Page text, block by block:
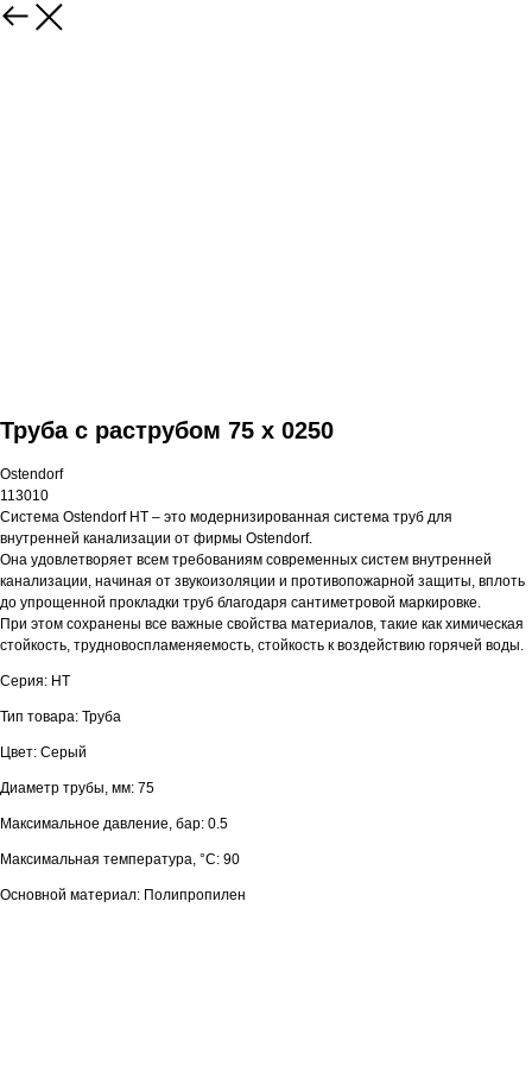
Труба с раструбом 75 x 0250
Ostendorf
113010
Система Ostendorf HT – это модернизированная система труб для
внутренней канализации от фирмы Ostendorf.
Она удовлетворяет всем требованиям современных систем внутренней
канализации, начиная от звукоизоляции и противопожарной защиты, вплоть
до упрощенной прокладки труб благодаря сантиметровой маркировке.
При этом сохранены все важные свойства материалов, такие как химическая
стойкость, трудновоспламеняемость, стойкость к воздействию горячей воды.
Серия: HT
Тип товара: Труба
Цвет: Серый
Диаметр трубы, мм: 75
Максимальное давление, бар: 0.5
Максимальная температура, °С: 90
Основной материал: Полипропилен